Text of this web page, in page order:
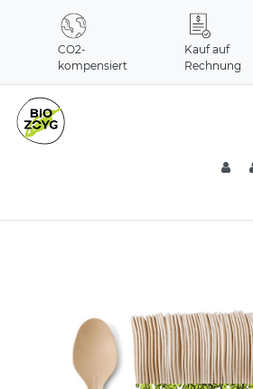
CO2-
kompensiert
Kauf auf
Rechnung